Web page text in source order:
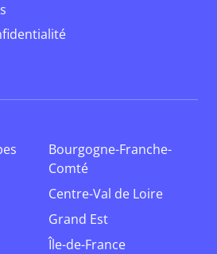
Bourgogne-Franche-
Comté
Centre-Val de Loire
Grand Est
Île-de-France